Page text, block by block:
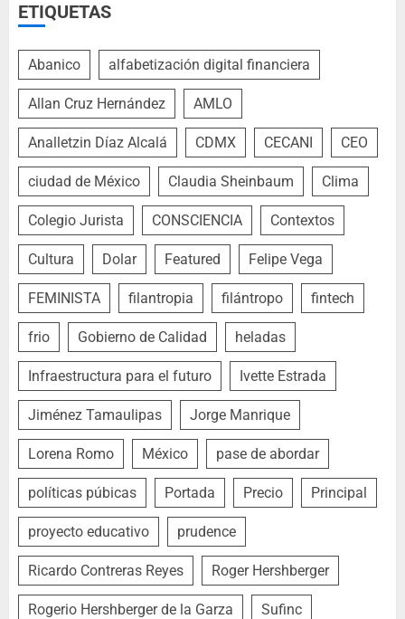
ETIQUETAS
Abanico alfabetización digital financiera
Allan Cruz Hernández AMLO
Analletzin Díaz Alcalá CDMX CECANI CEO
ciudad de México Claudia Sheinbaum Clima
Colegio Jurista CONSCIENCIA Contextos
Cultura Dolar Featured Felipe Vega
FEMINISTA filantropia filántropo fintech
frio Gobierno de Calidad heladas
Infraestructura para el futuro Ivette Estrada
Jiménez Tamaulipas Jorge Manrique
Lorena Romo México pase de abordar
políticas púbicas Portada Precio Principal
proyecto educativo prudence
Ricardo Contreras Reyes Roger Hershberger
Rogerio Hershberger de la Garza Sufinc